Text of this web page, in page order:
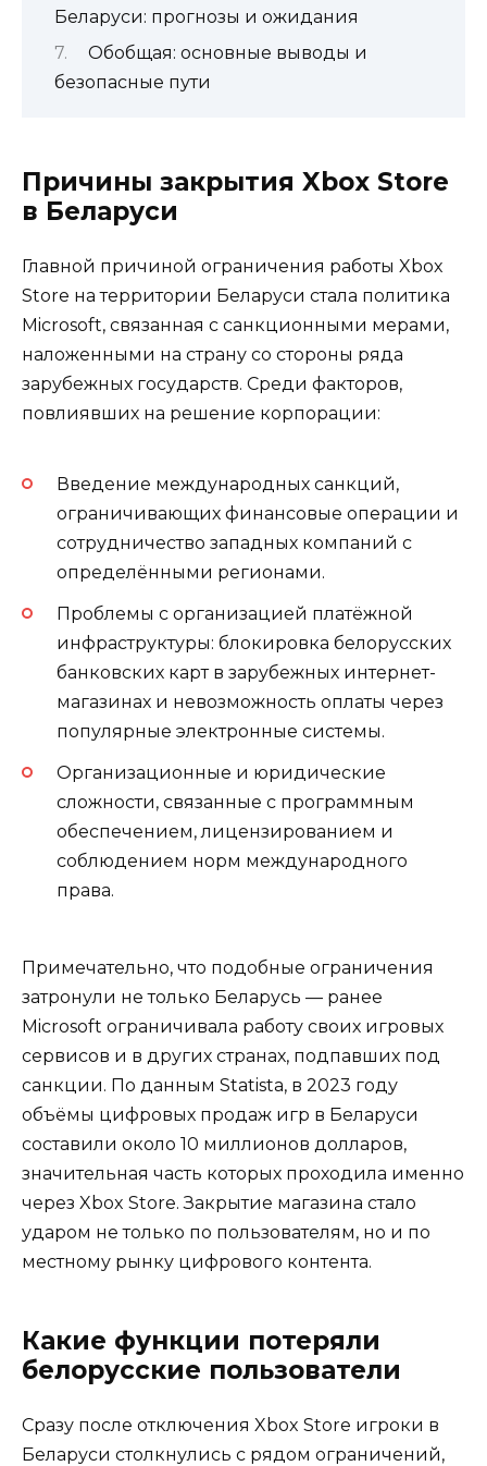
Беларуси: прогнозы и ожидания
Обобщая: основные выводы и
безопасные пути
Причины закрытия Xbox Store
в Беларуси
Главной причиной ограничения работы Xbox
Store на территории Беларуси стала политика
Microsoft, связанная с санкционными мерами,
наложенными на страну со стороны ряда
зарубежных государств. Среди факторов,
повлиявших на решение корпорации:
Введение международных санкций,
ограничивающих финансовые операции и
сотрудничество западных компаний с
определёнными регионами.
Проблемы с организацией платёжной
инфраструктуры: блокировка белорусских
банковских карт в зарубежных интернет-
магазинах и невозможность оплаты через
популярные электронные системы.
Организационные и юридические
сложности, связанные с программным
обеспечением, лицензированием и
соблюдением норм международного
права.
Примечательно, что подобные ограничения
затронули не только Беларусь — ранее
Microsoft ограничивала работу своих игровых
сервисов и в других странах, подпавших под
санкции. По данным Statista, в 2023 году
объёмы цифровых продаж игр в Беларуси
составили около 10 миллионов долларов,
значительная часть которых проходила именно
через Xbox Store. Закрытие магазина стало
ударом не только по пользователям, но и по
местному рынку цифрового контента.
Какие функции потеряли
белорусские пользователи
Сразу после отключения Xbox Store игроки в
Беларуси столкнулись с рядом ограничений,